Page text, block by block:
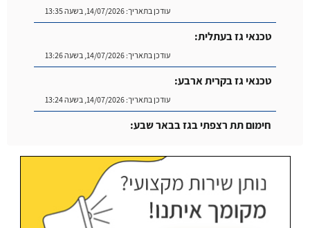
עודכן בתאריך:14/07/2026, בשעה 13:35
טכנאי גז בעתלית:
עודכן בתאריך:14/07/2026, בשעה 13:26
טכנאי גז בקרית ארבע:
עודכן בתאריך:14/07/2026, בשעה 13:24
חימום תת רצפתי בגז בבאר שבע: